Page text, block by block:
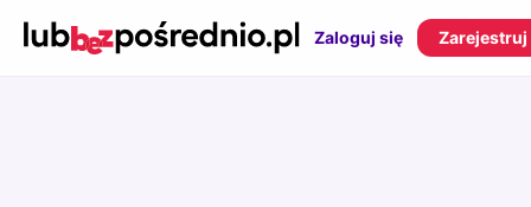
Zaloguj się Zarejestruj